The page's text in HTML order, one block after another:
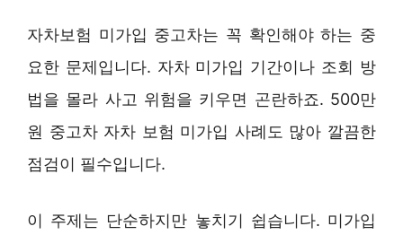
자차보험 미가입 중고차는 꼭 확인해야 하는 중
요한 문제입니다. 자차 미가입 기간이나 조회 방
법을 몰라 사고 위험을 키우면 곤란하죠. 500만
원 중고차 자차 보험 미가입 사례도 많아 깔끔한
점검이 필수입니다.
이 주제는 단순하지만 놓치기 쉽습니다. 미가입